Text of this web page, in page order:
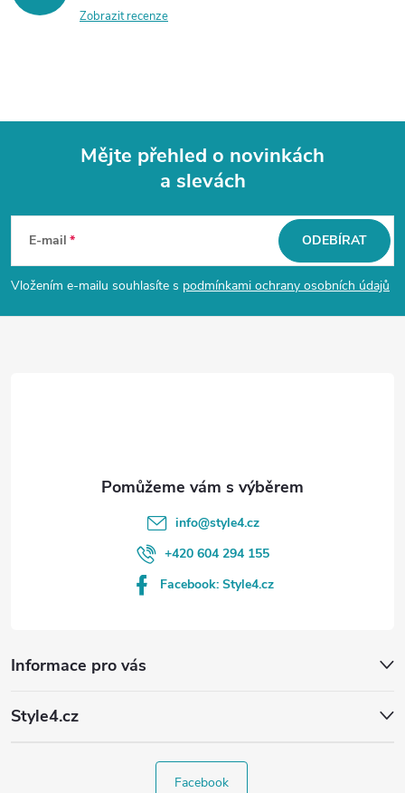
Zobrazit recenze
p
a
Mějte přehled o novinkách
a slevách
E-mail
Vložením e-mailu souhlasíte s podmínkami ochrany osobních údajů
ODEBÍRAT
Informace pro vás
Style4.cz
info@style4.cz
+420 604 294 155
Facebook: Style4.cz
Facebook